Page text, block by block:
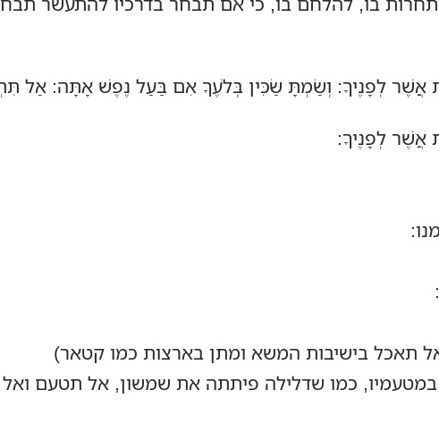
אֲשֶׁר לְפָנֶיךָ: וְשַׂמְתָּ שַׂכִּין בְּלֹעֶךָ אִם בַּעַל נֶפֶשׁ אָתָּה: אַל
אֲשֶׁר לְפָנֶיךָ:
תאכל בישיבות המשא ומתן בארצות כמו קטאר)
כמו שדלילה פיתתה את שמשון, אל תטעם ואל